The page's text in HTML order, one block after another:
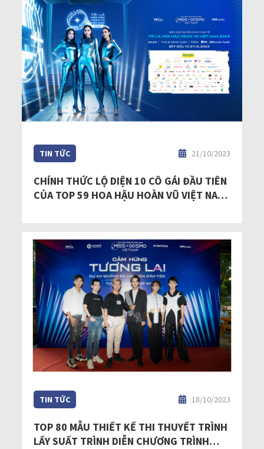
TIN TỨC 21/10/2023
CHÍNH THỨC LỘ DIỆN 10 CÔ GÁI ĐẦU TIÊN
CỦA TOP 59 HOA HẬU HOÀN VŨ VIỆT NAM
TIN TỨC 18/10/2023
TOP 80 MẪU THIẾT KẾ THI THUYẾT TRÌNH
LẤY SUẤT TRÌNH DIỄN CHƯƠNG TRÌNH